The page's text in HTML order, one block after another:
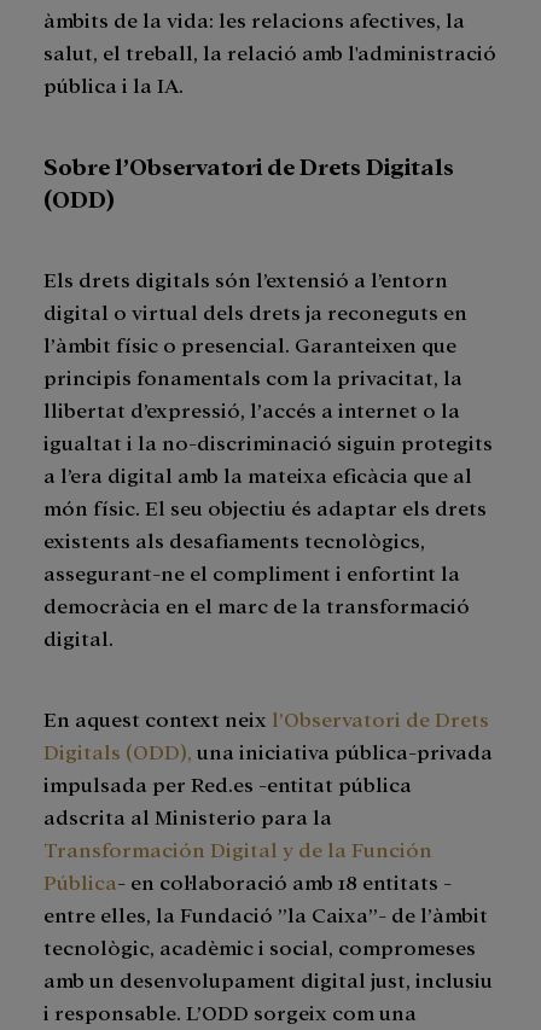
àmbits de la vida: les relacions afectives, la
salut, el treball, la relació amb l'administració
pública i la IA.
Sobre l’Observatori de Drets Digitals
(ODD)
Els drets digitals són l’extensió a l’entorn
digital o virtual dels drets ja reconeguts en
l’àmbit físic o presencial. Garanteixen que
principis fonamentals com la privacitat, la
llibertat d’expressió, l’accés a internet o la
igualtat i la no-discriminació siguin protegits
a l’era digital amb la mateixa eficàcia que al
món físic. El seu objectiu és adaptar els drets
existents als desafiaments tecnològics,
assegurant-ne el compliment i enfortint la
democràcia en el marc de la transformació
digital.
En aquest context neix l’Observatori de Drets
Digitals (ODD), una iniciativa pública-privada
impulsada per Red.es -entitat pública
adscrita al Ministerio para la
Transformación Digital y de la Función
Pública- en col·laboració amb 18 entitats -
entre elles, la Fundació ”la Caixa”- de l’àmbit
tecnològic, acadèmic i social, compromeses
amb un desenvolupament digital just, inclusiu
i responsable. L’ODD sorgeix com una